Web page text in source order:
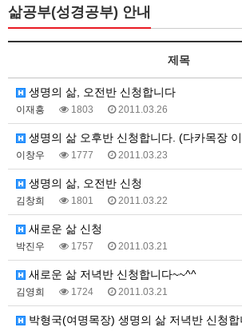
삶공부(성경공부) 안내
제목
생명의 삶, 오전반 신청합니다
이재흥 1803 2011.03.26
생명의 삶 오후반 신청합니다. (다카목장
이창우 1777 2011.03.23
생명의 삶, 오전반 신청
김창희 1801 2011.03.22
새로운 삶 신청
박진우 1757 2011.03.21
새로운 삶 저녁반 신청합니다~~^^
김영희 1724 2011.03.21
박형국(여명목장) 생명의 삶 저녁반 신청합